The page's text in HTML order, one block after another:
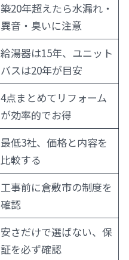
築20年超えたら水漏れ・
異音・臭いに注意
給湯器は15年、ユニット
バスは20年が目安
4点まとめてリフォーム
が効率的でお得
最低3社、価格と内容を
比較する
工事前に倉敷市の制度を
確認
安さだけで選ばない、保
証を必ず確認